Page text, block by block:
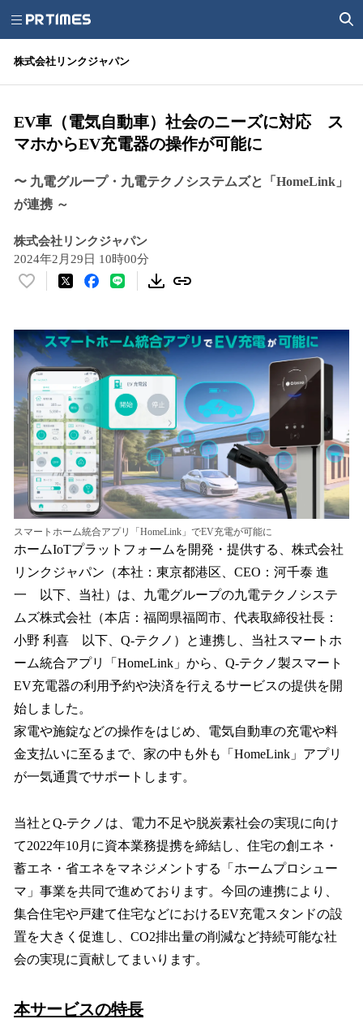
株式会社リンクジャパン
EV車（電気自動車）社会のニーズに対応 ス
マホからEV充電器の操作が可能に
〜 九電グループ・九電テクノシステムズと「HomeLink」
が連携 ～
株式会社リンクジャパン
2024年2月29日 10時00分
い
！
数
を
読
み
込
み
中
で
す
スマートホーム統合アプリ「HomeLink」でEV充電が可能に
ホームIoTプラットフォームを開発・提供する、株式会社
リンクジャパン（本社：東京都港区、CEO：河千泰 進
一 以下、当社）は、九電グループの九電テクノシステ
ムズ株式会社（本店：福岡県福岡市、代表取締役社長：
小野 利喜 以下、Q-テクノ）と連携し、当社スマートホ
ーム統合アプリ「HomeLink」から、Q-テクノ製スマート
EV充電器の利用予約や決済を行えるサービスの提供を開
始しました。
家電や施錠などの操作をはじめ、電気自動車の充電や料
金支払いに至るまで、家の中も外も「HomeLink」アプリ
が一気通貫でサポートします。
当社とQ-テクノは、電力不足や脱炭素社会の実現に向け
て2022年10月に資本業務提携を締結し、住宅の創エネ・
蓄エネ・省エネをマネジメントする「ホームプロシュー
マ」事業を共同で進めております。今回の連携により、
集合住宅や戸建て住宅などにおけるEV充電スタンドの設
置を大きく促進し、CO2排出量の削減など持続可能な社
会の実現に貢献してまいります。
本サービスの特長